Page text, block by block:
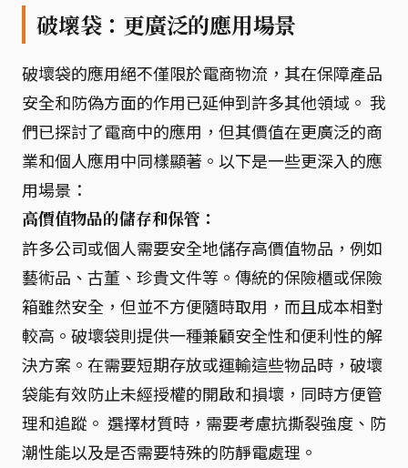
破壞袋：更廣泛的應用場景
破壞袋的應用絕不僅限於電商物流，其在保障產品
安全和防偽方面的作用已延伸到許多其他領域。 我
們已探討了電商中的應用，但其價值在更廣泛的商
業和個人應用中同樣顯著。以下是一些更深入的應
用場景：
高價值物品的儲存和保管：
許多公司或個人需要安全地儲存高價值物品，例如
藝術品、古董、珍貴文件等。傳統的保險櫃或保險
箱雖然安全，但並不方便隨時取用，而且成本相對
較高。破壞袋則提供一種兼顧安全性和便利性的解
決方案。在需要短期存放或運輸這些物品時，破壞
袋能有效防止未經授權的開啟和損壞，同時方便管
理和追蹤。 選擇材質時，需要考慮抗撕裂強度、防
潮性能以及是否需要特殊的防靜電處理。